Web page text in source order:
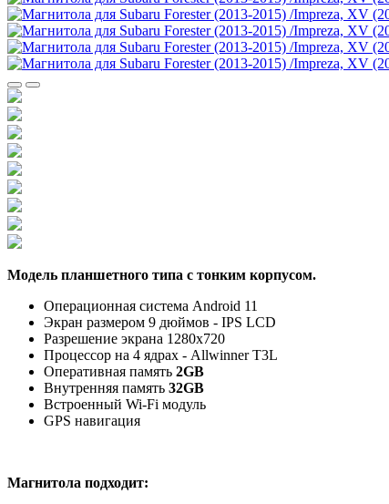
Модель планшетного типа с тонким корпусом.
Операционная система Android 11
Экран размером 9 дюймов - IPS LCD
Разрешение экрана 1280x720
Процессор на 4 ядрах - Allwinner T3L
Оперативная память 2GB
Внутренняя память 32GB
Встроенный Wi-Fi модуль
GPS навигация
Магнитола подходит: